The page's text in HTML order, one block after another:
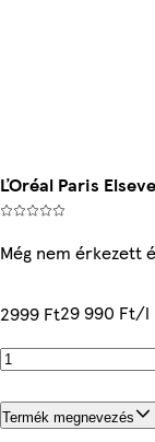
ĽOréal Paris
Még nem érkezett
2999 Ft29 990 Ft/l
Termék megnevezés